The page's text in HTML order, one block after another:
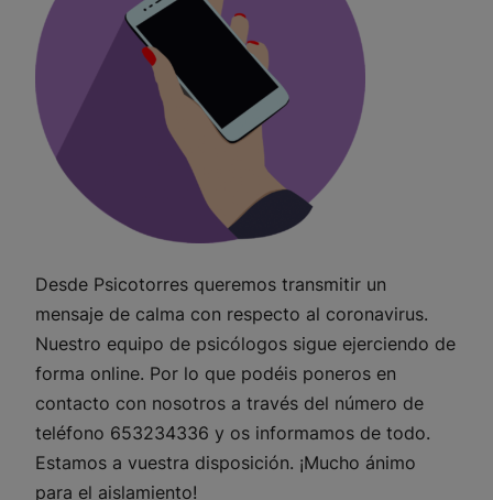
Desde Psicotorres queremos transmitir un
mensaje de calma con respecto al coronavirus.
Nuestro equipo de psicólogos sigue ejerciendo de
forma online. Por lo que podéis poneros en
contacto con nosotros a través del número de
teléfono 653234336 y os informamos de todo.
Estamos a vuestra disposición. ¡Mucho ánimo
para el aislamiento!